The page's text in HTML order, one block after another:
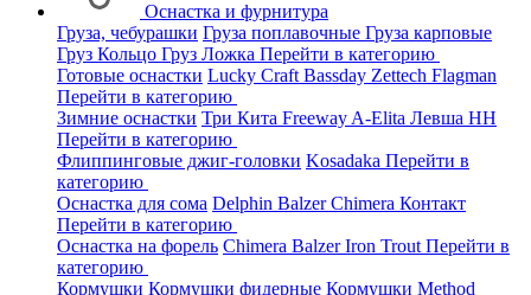
Оснастка и фурнитура
Груза, чебурашки Груза поплавочные Груза карповые
Груз Кольцо Груз Ложка Перейти в категорию
Готовые оснастки Lucky Craft Bassday Zettech Flagman
Перейти в категорию
Зимние оснастки Три Кита Freeway A-Elita Левша НН
Перейти в категорию
Флиппинговые джиг-головки Kosadaka Перейти в
категорию
Оснастка для сома Delphin BalzerChimera Контакт
Перейти в категорию
Оснастка на форель Chimera BalzerIron Trout Перейти в
категорию
Кормушки Кормушки фидерные Кормушки Method